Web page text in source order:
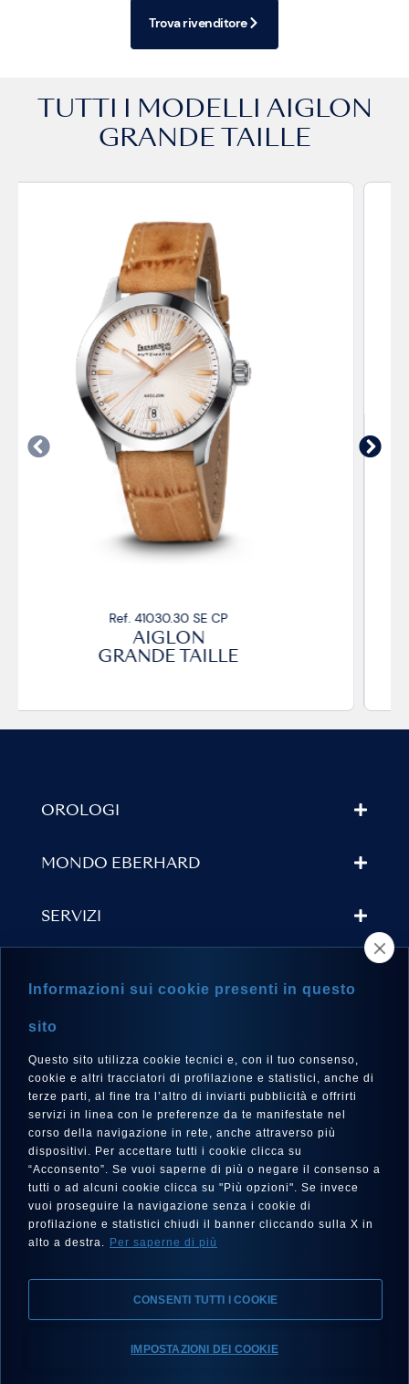
Trova rivenditore
TUTTI I MODELLI AIGLON
GRANDE TAILLE
Ref. 41030.33 SE CP
AIGLON
GRANDE TAILLE
OROLOGI
MONDO EBERHARD
SERVIZI
LINGUA
Italiano
SEGUICI SU
Informazioni sui cookie presenti in questo
sito
Questo sito utilizza cookie tecnici e, con il tuo consenso,
cookie e altri tracciatori di profilazione e statistici, anche di
terze parti, al fine tra l’altro di inviarti pubblicità e offrirti
servizi in linea con le preferenze da te manifestate nel
corso della navigazione in rete, anche attraverso più
dispositivi. Per accettare tutti i cookie clicca su
“Acconsento”. Se vuoi saperne di più o negare il consenso a
tutti o ad alcuni cookie clicca su "Più opzioni". Se invece
vuoi proseguire la navigazione senza i cookie di
profilazione e statistici chiudi il banner cliccando sulla X in
alto a destra. Per saperne di più
CONSENTI TUTTI I COOKIE
IMPOSTAZIONI DEI COOKIE